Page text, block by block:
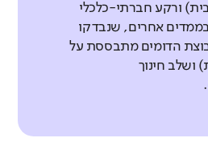
ורקע חברתי-כלכלי
בממדים אחרים, שנבדקו
הדומים מתבססת על
חינוך